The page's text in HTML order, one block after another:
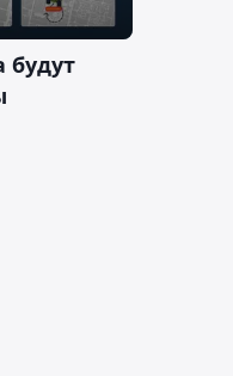
будут